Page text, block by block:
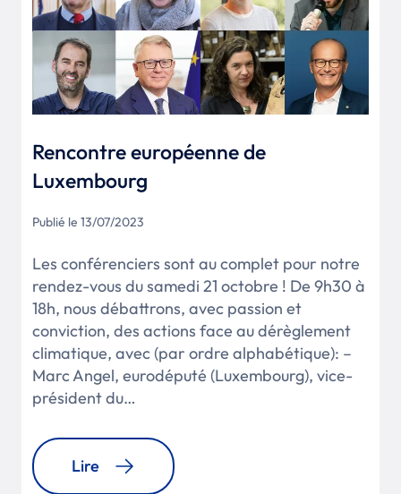
Rencontre européenne de
Luxembourg
Publié le 13/07/2023
Les conférenciers sont au complet pour notre
rendez-vous du samedi 21 octobre ! De 9h30 à
18h, nous débattrons, avec passion et
conviction, des actions face au dérèglement
climatique, avec (par ordre alphabétique): –
Marc Angel, eurodéputé (Luxembourg), vice-
président du…
Lire